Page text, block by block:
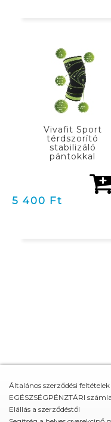
Vivafit Sport
térdszorító
stabilizáló
pántokkal
5 400 Ft
Általános szerződési feltételek
EGÉSZSÉGPÉNZTÁRI
Elállás a szerződéstől